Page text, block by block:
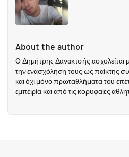
About the author
Ο Δημήτρης Δανακτσής ασχολείται
την ενασχόληση τους ως παίκτης
και όχι μόνο πρωταθλήματα του
εμπειρία και από τις κορυφαίες